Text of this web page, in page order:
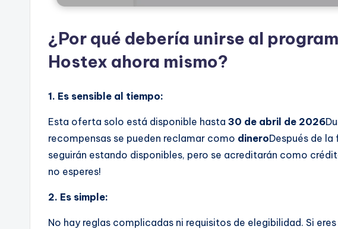
¿Por qué debería unirse al
Hostex ahora mismo?
1. Es sensible al tiempo:
Esta oferta solo está disponible hasta 30 de abril de 2026
recompensas se pueden reclamar como dineroDespués de
seguirán estando disponibles, pero se acreditarán como
no esperes!
2. Es simple:
No hay reglas complicadas ni requisitos de elegibilidad. Si